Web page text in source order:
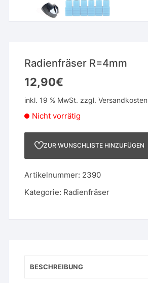
Radienfräser R=4mm
12,90€
inkl. 19 % MwSt. zzgl.Versandkosten
Nicht vorrätig
ZUR WUNSCHLISTE HINZUFÜGEN
Artikelnummer: 2390
Kategorie: Radienfräser
BESCHREIBUNG